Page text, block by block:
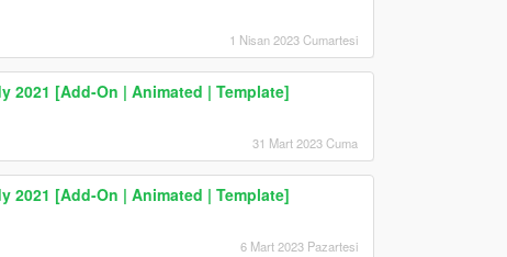
1 Nisan 2023 Cumartesi
2021 [Add-On | Animated | Template]
31 Mart 2023 Cuma
2021 [Add-On | Animated | Template]
6 Mart 2023 Pazartesi